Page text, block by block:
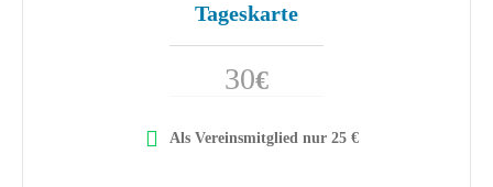
Tageskarte
30€
Als Vereinsmitglied nur 25 €